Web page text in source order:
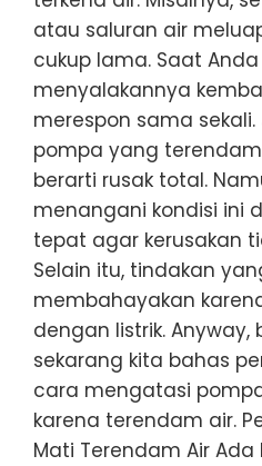
atau saluran air
cukup lama. Saat
menyalakannya
merespon sama
pompa yang
berarti rusak total.
menangani kondisi ini
tepat agar kerusakan
Selain itu, tindakan
membahayakan
dengan listrik. Anyway,
sekarang kita bahas
cara mengatasi
karena terendam air.
Mati Terendam Air